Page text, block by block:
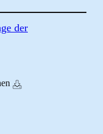
der